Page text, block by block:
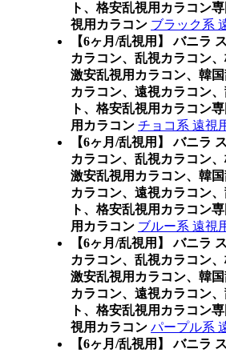
ト、格安乱視用カラコン
視用カラコン ブラック系
【6ヶ月/乱視用】 バニラ
カラコン、乱視カラコン
激安乱視用カラコン、韓
カラコン、遠視カラコン
ト、格安乱視用カラコン
用カラコン チョコ系 遠視
【6ヶ月/乱視用】 バニラ
カラコン、乱視カラコン
激安乱視用カラコン、韓
カラコン、遠視カラコン
ト、格安乱視用カラコン
用カラコン ブルー系 遠視
【6ヶ月/乱視用】 バニラ
カラコン、乱視カラコン
激安乱視用カラコン、韓
カラコン、遠視カラコン
ト、格安乱視用カラコン
視用カラコン パープル系
【6ヶ月/乱視用】 バニラ